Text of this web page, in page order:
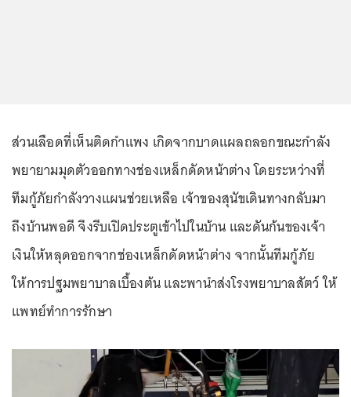
ส่วนเลือดที่เห็นติดกำแพง เกิดจากบาดแผลถลอกขณะกำลัง
พยายามมุดตัวออกทางช่องเหล็กดัดหน้าต่าง โดยระหว่างที่
ทีมกู้ภัยกำลังวางแผนช่วยเหลือ เจ้าของสุนัขเดินทางกลับมา
ถึงบ้านพอดี จึงรีบเปิดประตูเข้าไปในบ้าน และดันก้นของเจ้า
เงินให้หลุดออกจากช่องเหล็กดัดหน้าต่าง จากนั้นทีมกู้ภัย
ให้การปฐมพยาบาลเบื้องต้น และพานำส่งโรงพยาบาลสัตว์ ให้
แพทย์ทำการรักษา